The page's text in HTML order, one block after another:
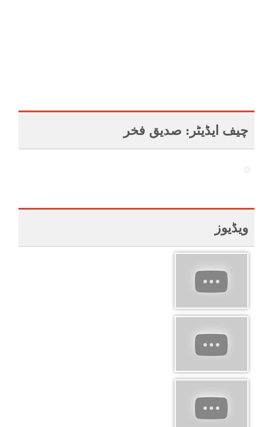
چیف ایڈیٹر: صدیق فخر
ویڈیوز